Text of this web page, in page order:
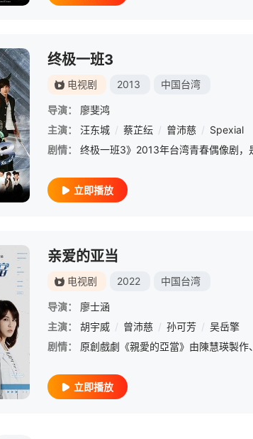
/ 张立东
终极一班3
电视剧 2013 中国台湾
导演：
廖斐鸿
主演：
汪东城 / 蔡芷纭 / 曾沛慈 / Spexial
剧情：
立即播放
亲爱的亚当
电视剧 2022 中国台湾
导演：
廖士涵
主演：
胡宇威 / 曾沛慈 / 孙可芳 / 吴岳擎
剧情：
立即播放